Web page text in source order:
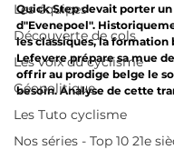
Les équipes
Découverte de cols
Les voix du cyclisme
Géopolitique
Les Tuto cyclisme
Nos séries - Top 10 21e
Quick Step devait porter
d"Evenepoel".
les classiques, la formation
Lefevere prépare sa mue
offrir au prodige belge le
besoin. Analyse de cette